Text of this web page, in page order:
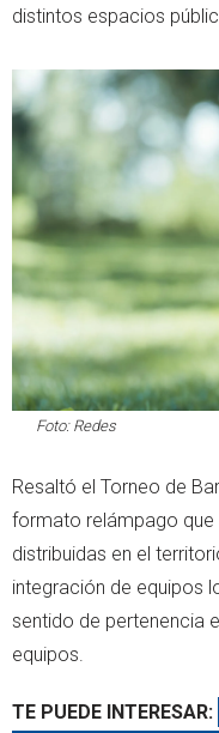
distintos espacios
Foto: Redes
Resaltó el Torneo de
formato relámpago
distribuidas en el
integración de equipos
sentido de pertenencia
equipos.
TE PUEDE INTERESAR: